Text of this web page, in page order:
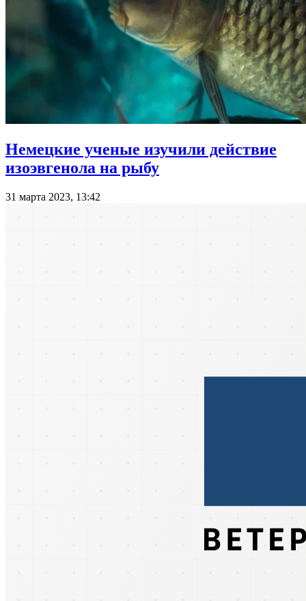
Немецкие ученые изучили действие
изоэвгенола на рыбу
31 марта 2023, 13:42